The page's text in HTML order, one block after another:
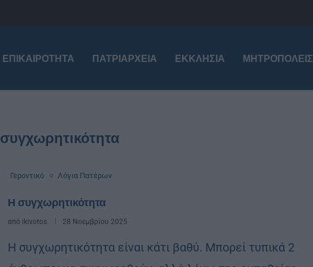
ΕΠΙΚΑΙΡΌΤΗΤΑ ΠΑΤΡΙΑΡΧΕΊΑ ΕΚΚΛΗΣΊΑ ΜΗΤΡΟΠΌΛΕΙΣ
συγχωρητικότητα
Γεροντικό Λόγια Πατέρων
Η συγχωρητικότητα
από ikivotos 28 Νοεμβρίου 2025
Η συγ­χω­ρη­τι­κό­τη­τα εί­ναι κάτι βαθύ. Μπο­ρεί τυ­πι­κά 2